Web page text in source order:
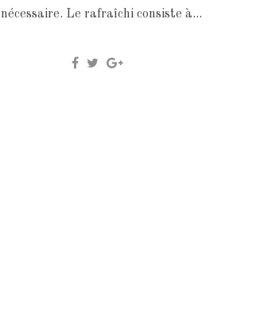
nécessaire. Le rafraîchi consiste à...